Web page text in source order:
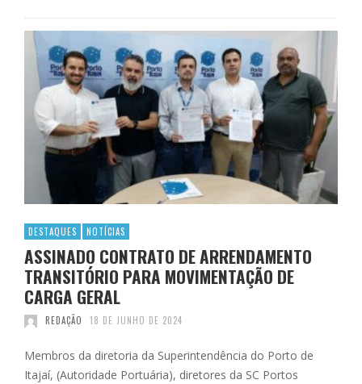
DESTAQUES NOTÍCIAS
ASSINADO CONTRATO DE ARRENDAMENTO
TRANSITÓRIO PARA MOVIMENTAÇÃO DE
CARGA GERAL
REDAÇÃO 18 DE JUNHO DE 2024
Membros da diretoria da Superintendência do Porto de
Itajaí, (Autoridade Portuária), diretores da SC Portos